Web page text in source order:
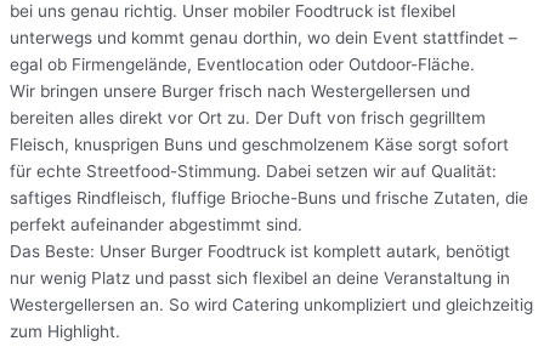
bei uns genau richtig. Unser mobiler Foodtruck ist flexibel
unterwegs und kommt genau dorthin, wo dein Event stattfindet –
egal ob Firmengelände, Eventlocation oder Outdoor-Fläche.
Wir bringen unsere Burger frisch nach Westergellersen und
bereiten alles direkt vor Ort zu. Der Duft von frisch gegrilltem
Fleisch, knusprigen Buns und geschmolzenem Käse sorgt sofort
für echte Streetfood-Stimmung. Dabei setzen wir auf Qualität:
saftiges Rindfleisch, fluffige Brioche-Buns und frische Zutaten, die
perfekt aufeinander abgestimmt sind.
Das Beste: Unser Burger Foodtruck ist komplett autark, benötigt
nur wenig Platz und passt sich flexibel an deine Veranstaltung in
Westergellersen an. So wird Catering unkompliziert und gleichzeitig
zum Highlight.